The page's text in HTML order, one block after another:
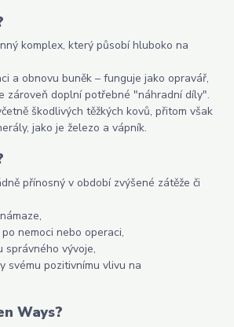
komplex, který působí hluboko na
a obnovu buněk – funguje jako opravář,
zároveň doplní potřebné "náhradní díly".
škodlivých těžkých kovů, přitom však
jako je železo a vápník.
přínosný v období zvýšené zátěže či
nemoci nebo operaci,
správného vývoje,
svému pozitivnímu vlivu na
Ways?